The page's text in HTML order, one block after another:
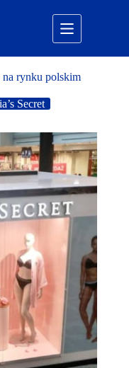
na rynku polskim
Secret